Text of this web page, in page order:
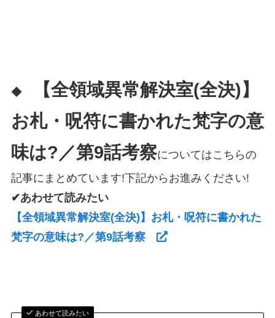
◆
【全領域異常解決室(全決)】
お札・呪符に書かれた梵字の意
味は?／第9話考察についてはこちらの
記事にまとめています!下記からお進みください!
✔あわせて読みたい
【全領域異常解決室(全決)】お札・呪符に書かれた
梵字の意味は?／第9話考察
あわせて読みたい